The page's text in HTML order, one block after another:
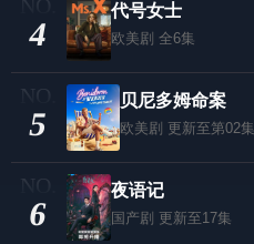
4
代号女士
欧美剧 全6集
5
贝尼多姆命案
欧美剧 更新至第02集
6
夜语记
国产剧 更新至17集